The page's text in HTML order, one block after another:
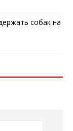
собак на